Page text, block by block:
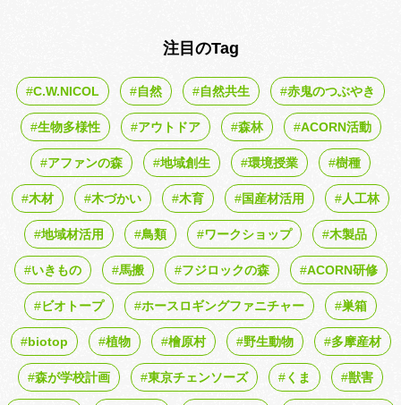
注目のTag
C.W.NICOL 自然 自然共生 赤鬼のつぶやき
生物多様性 アウトドア 森林 ACORN活動
アファンの森 地域創生 環境授業 樹種
木材 木づかい 木育 国産材活用 人工林
地域材活用 鳥類 ワークショップ 木製品
いきもの 馬搬 フジロックの森 ACORN研修
ビオトープ ホースロギングファニチャー 巣箱
biotop 植物 檜原村 野生動物 多摩産材
森が学校計画 東京チェンソーズ くま 獣害